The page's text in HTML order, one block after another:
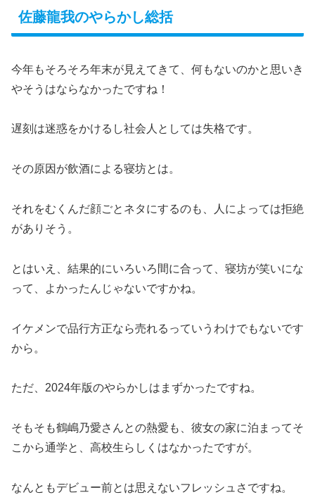
佐藤龍我のやらかし総括
今年もそろそろ年末が見えてきて、何もないのかと思いき
やそうはならなかったですね！
遅刻は迷惑をかけるし社会人としては失格です。
その原因が飲酒による寝坊とは。
それをむくんだ顔ごとネタにするのも、人によっては拒絶
がありそう。
とはいえ、結果的にいろいろ間に合って、寝坊が笑いにな
って、よかったんじゃないですかね。
イケメンで品行方正なら売れるっていうわけでもないです
から。
ただ、2024年版のやらかしはまずかったですね。
そもそも鶴嶋乃愛さんとの熱愛も、彼女の家に泊まってそ
こから通学と、高校生らしくはなかったですが。
なんともデビュー前とは思えないフレッシュさですね。